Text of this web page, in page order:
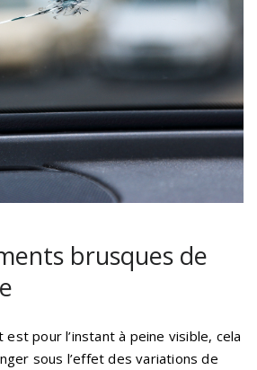
brusques de
pour l’instant à peine visible, cela
sous l’effet des variations de